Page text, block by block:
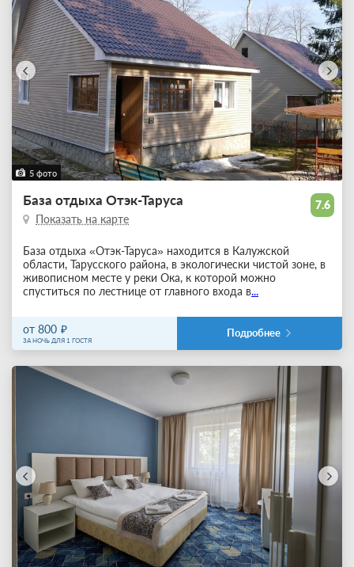
5 фото
7.6
База отдыха Отэк-Таруса
Показать на карте
База отдыха «Отэк-Таруса» находится в Калужской
области, Тарусского района, в экологически чистой зоне, в
живописном месте у реки Ока, к которой можно
спуститься по лестнице от главного входа в...
от 800
ЗА НОЧЬ ДЛЯ 1 ГОСТЯ
Подробнее